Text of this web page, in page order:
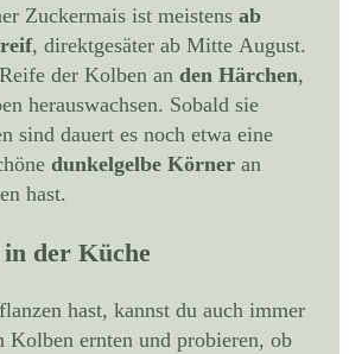
Zuckermais ist meistens ab
, direktgesäter ab Mitte August.
der Kolben an den Härchen,
herauswachsen. Sobald sie
sind dauert es noch etwa eine
dunkelgelbe Körner an
hast.
der Küche
hast, kannst du auch immer
Kolben ernten und probieren, ob